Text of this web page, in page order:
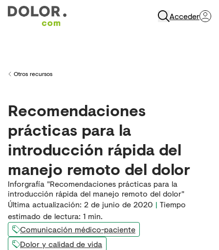
Acceder
Back to
Otros recursos
Recomendaciones
prácticas para la
introducción rápida del
manejo remoto del dolor
Inforgrafía "Recomendaciones prácticas para la
introducción rápida del manejo remoto del dolor"
Última actualización: 2 de junio de 2020 | Tiempo
estimado de lectura: 1 min.
Comunicación médico-paciente
Dolor y calidad de vida